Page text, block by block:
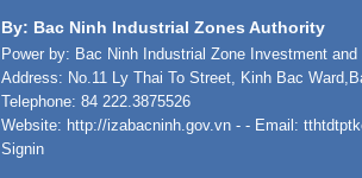
By: Bac Ninh Industrial Zones Authority
Power by: Bac Ninh Industrial Zone Investment
Address: No.11 Ly Thai To Street, Kinh Bac
Telephone: 84 222.3875526
Website: http://izabacninh.gov.vn - - Email:
Signin